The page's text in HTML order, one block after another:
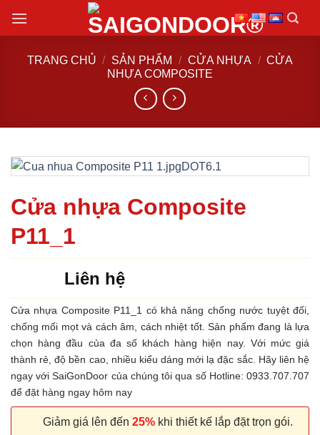
đến
TRANG CHỦ / SẢN PHẨM / CỬA NHỰA / CỬA
NHỰA COMPOSITE
Cửa nhựa Composite
P11_1
Liên hệ
Cửa nhựa Composite P11_1 có khả năng chống nước tuyệt đối,
chống mối mọt và cách âm, cách nhiệt tốt. Sản phẩm đang là lựa
chọn hàng đầu của đa số khách hàng hiện nay. Với mức giá
thành rẻ, độ bền cao, nhiều kiểu dáng mới lạ đặc sắc. Hãy liên hệ
ngay với SaiGonDoor của chúng tôi qua số Hotline: 0933.707.707
để đặt hàng ngay hôm nay
Giảm giá lên đến 25% khi thiết kế lắp đặt trọn gói.